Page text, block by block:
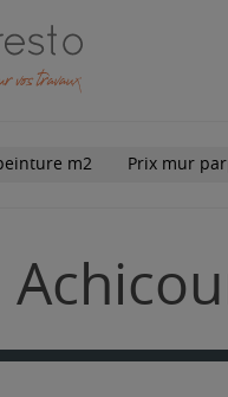
m2 Prix mur